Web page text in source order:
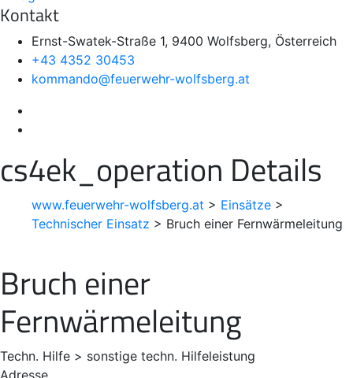
Kontakt
Ernst-Swatek-Straße 1, 9400 Wolfsberg, Österreich
+43 4352 30453
kommando@feuerwehr-wolfsberg.at
cs4ek_operation Details
www.feuerwehr-wolfsberg.at > Einsätze >
Technischer Einsatz > Bruch einer Fernwärmeleitung
Bruch einer
Fernwärmeleitung
Techn. Hilfe > sonstige techn. Hilfeleistung
Adresse